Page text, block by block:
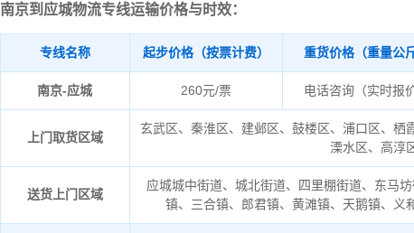
南京到应城物流专线运输价格与时效：
专线名称 起步价格（按票计费） 重货价格（重量公斤
南京-应城 260元/票 电话咨询（实时报价
上门取货区域
玄武区、秦淮区、建邺区、鼓楼区、浦口区、栖
溧水区、高淳
送货上门区域
应城城中街道、城北街道、四里棚街道、东马
镇、三合镇、郎君镇、黄滩镇、天鹅镇、义